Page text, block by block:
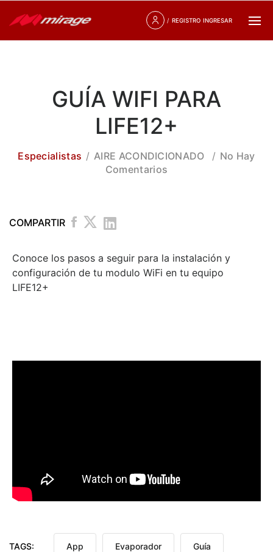
/ REGISTRO INGRESAR
GUÍA WIFI PARA
LIFE12+
Especialistas AIRE ACONDICIONADO
No Hay
Comentarios
COMPARTIR
Conoce los pasos a seguir para la instalación y
configuración de tu modulo WiFi en tu equipo
LIFE12+
TAGS: App Evaporador Guía